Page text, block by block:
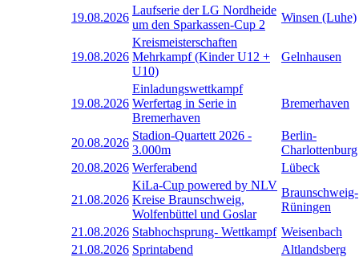
19.08.2026
Laufserie der LG Nordheide
um den Sparkassen-Cup 2
Winsen (Luhe)
19.08.2026
Kreismeisterschaften
Mehrkampf (Kinder U12 +
U10)
Gelnhausen
19.08.2026
Einladungswettkampf
Werfertag in Serie in
Bremerhaven
Bremerhaven
20.08.2026
Stadion-Quartett 2026 -
3.000m
Berlin-
Charlottenburg
20.08.2026 Werferabend Lübeck
21.08.2026
KiLa-Cup powered by NLV
Kreise Braunschweig,
Wolfenbüttel und Goslar
Braunschweig-
Rüningen
21.08.2026 Stabhochsprung- Wettkampf Weisenbach
21.08.2026 Sprintabend
Altlandsberg